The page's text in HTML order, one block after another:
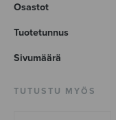
Osastot
Tuotetunnus
Sivumäärä
TUTUSTU MYÖS